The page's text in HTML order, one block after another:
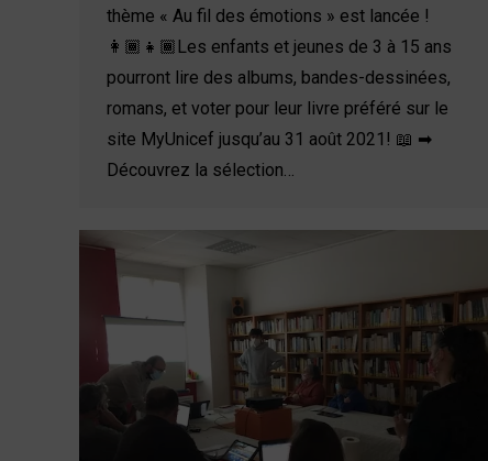
thème « Au fil des émotions » est lancée !
👩🏾‍👧🏾Les enfants et jeunes de 3 à 15 ans
pourront lire des albums, bandes-dessinées,
romans, et voter pour leur livre préféré sur le
site MyUnicef jusqu’au 31 août 2021! 📖 ➡
Découvrez la sélection…